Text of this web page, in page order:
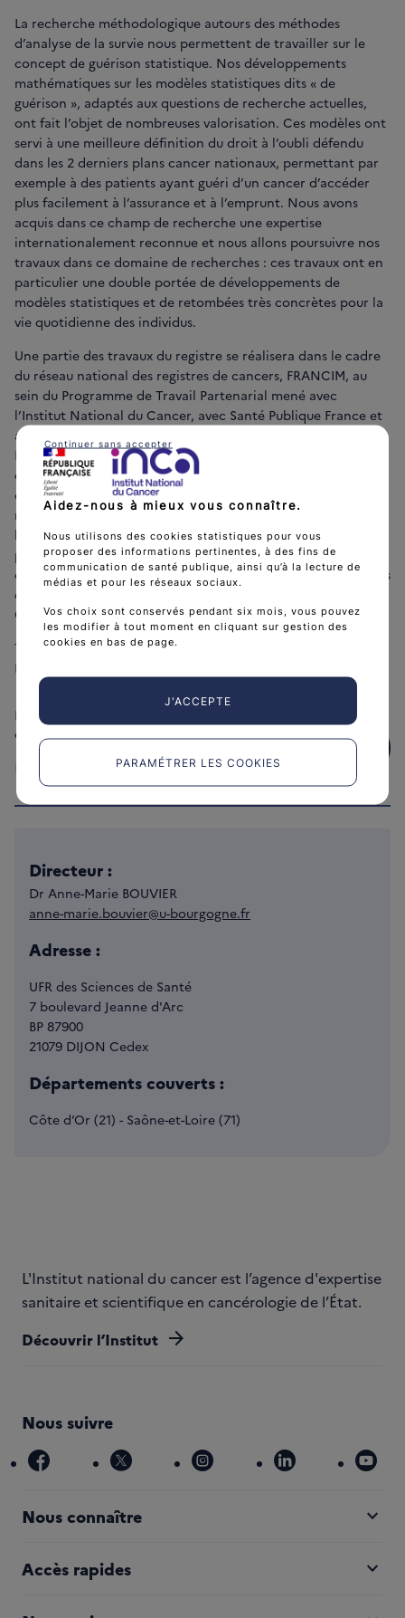
La recherche méthodologique autours des méthodes
d’analyse de la survie nous permettent de travailler sur le
concept de guérison statistique. Nos développements
mathématiques sur les modèles statistiques dits « de
guérison », adaptés aux questions de recherche actuelles,
ont fait l’objet de nombreuses valorisation. Ces modèles ont
servi à une meilleure définition du droit à l’oubli défendu
dans les 2 derniers plans cancer nationaux, permettant par
exemple à des patients ayant guéri d’un cancer d’accéder
plus facilement à l’assurance et à l’emprunt. Nous avons
acquis dans ce champ de recherche une expertise
internationalement reconnue et nous allons poursuivre nos
travaux dans ce domaine de recherches : ces travaux ont en
particulier une double portée de développements de
modèles statistiques et de retombées très concrètes pour la
vie quotidienne des individus.
Une partie des travaux du registre se réalisera dans le cadre
du réseau national des registres de cancers, FRANCIM, au
sein du Programme de Travail Partenarial mené avec
l’Institut National du Cancer, avec Santé Publique France et
avec le service de biostatistiques des Hospices Civils de
Lyon, en particulier ceux concernant l’épidémiologie
descriptive (par exemple l’évolution de l’incidence des
cancers digestifs) et l’application de développements
méthodologiques (par exemple les modèles de guérison dans
le cadre du droit à l’oubli). D’autres seront des travaux
propres du registre, le plus souvent dans le cadre de
collaboration avec les registres de cancers digestifs, avec des
équipes cliniques du CHU, du Centre de Lutte contre la
Cancer ou des équipes nationales.
Télécharger les projets de recherche du registre
Bourguignon des cancers digestifs :
Projets de recherche du Registre bourguignon des
cancers digestifs en 2024
PDF
Directeur :
Dr Anne-Marie BOUVIER
anne-marie.bouvier@u-bourgogne.fr
Adresse :
UFR des Sciences de Santé
7 boulevard Jeanne d'Arc
BP 87900
21079 DIJON Cedex
Départements couverts :
Côte d’Or (21) - Saône-et-Loire (71)
L'Institut national du cancer est l’agence d'expertise
sanitaire et scientifique en cancérologie de l’État.
Découvrir l’Institut arrow_forward
Nous suivre
facebook x instagram linkedin
Nous connaître expand_more
Accès rapides expand_more
Aidez-nous à mieux vous connaître.
Nous utilisons des cookies statistiques pour vous
proposer des informations pertinentes, à des fins de
communication de santé publique, ainsi qu’à la lecture de
médias et pour les réseaux sociaux.
Vos choix sont conservés pendant six mois, vous pouvez
les modifier à tout moment en cliquant sur gestion des
cookies en bas de page.
J'ACCEPTE
PARAMÉTRER LES COOKIES
Continuer sans accepter